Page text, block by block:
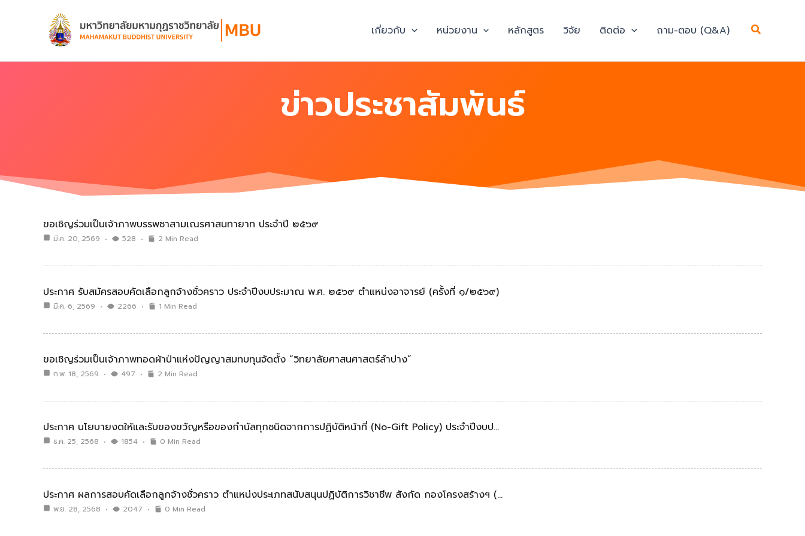
เกี่ยวกับ หน่วยงาน หลักสูตร วิจัย ติดต่อ ถาม-ตอบ (Q&A) Search
ข่าวประชาสัมพันธ์
ขอเชิญร่วมเป็นเจ้าภาพบรรพชาสามเณรศาสนทายาท ประจำปี ๒๕๖๙
มี.ค. 20, 2569 528 2 Min Read
ประกาศ รับสมัครสอบคัดเลือกลูกจ้างชั่วคราว ประจำปีงบประมาณ พ.ศ. ๒๕๖๙ ตำแหน่งอาจารย์ (ครั้งที่ ๑/๒๕๖๙)
มี.ค. 6, 2569 2266 1 Min Read
ขอเชิญร่วมเป็นเจ้าภาพทอดผ้าป่าแห่งปัญญาสมทบทุนจัดตั้ง “วิทยาลัยศาสนศาสตร์ลำปาง”
ก.พ. 18, 2569 497 2 Min Read
ประกาศ นโยบายงดให้และรับของขวัญหรือของกํานัลทุกชนิดจากการปฏิบัติหน้าที่ (No-Gift Policy) ประจําปีงบป…
ธ.ค. 25, 2568 1854 0 Min Read
ประกาศ ผลการสอบคัดเลือกลูกจ้างชั่วคราว ตำแหน่งประเภทสนับสนุนปฏิบัติการวิชาชีพ สังกัด กองโครงสร้างฯ (…
พ.ย. 28, 2568 2047 0 Min Read